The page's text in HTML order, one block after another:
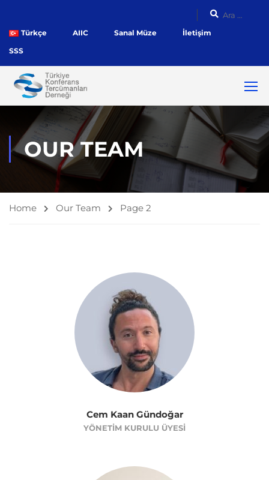
Türkçe AIIC Sanal Müze
İletişim
SSS
OUR TEAM
Home Our Team Page 2
Cem Kaan Gündoğar
YÖNETIM KURULU ÜYESI